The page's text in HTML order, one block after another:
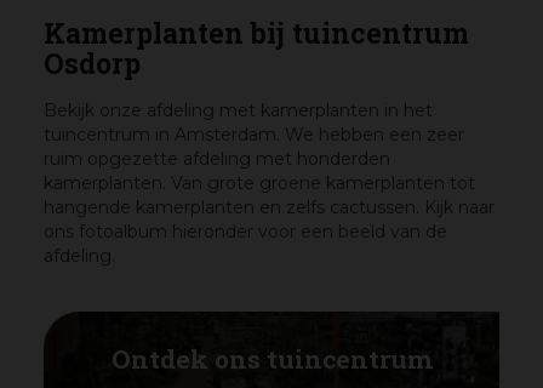
Kamerplanten bij tuincentrum
Osdorp
Bekijk onze afdeling met kamerplanten in het
tuincentrum in Amsterdam. We hebben een zeer
ruim opgezette afdeling met honderden
kamerplanten. Van grote groene kamerplanten tot
hangende kamerplanten en zelfs cactussen. Kijk naar
ons fotoalbum hieronder voor een beeld van de
afdeling.
Ontdek ons tuincentrum